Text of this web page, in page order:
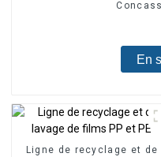
En
Ligne de recyclage et de